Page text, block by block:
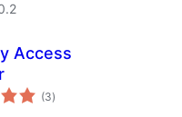
Access
(3загальний
рейтинг
)